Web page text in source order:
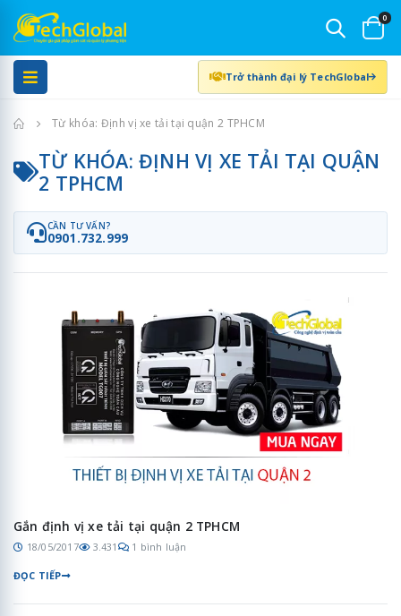
0
Trở thành đại lý TechGlobal
Trang chủTừ khóa: Định vị xe tải tại quận 2 TPHCM
TỪ KHÓA: ĐỊNH VỊ XE TẢI TẠI QUẬN
2 TPHCM
CẦN TƯ VẤN?
0901.732.999
Gắn định vị xe tải tại quận 2 TPHCM
18/05/2017 3.431 1 bình luận
ĐỌC TIẾP